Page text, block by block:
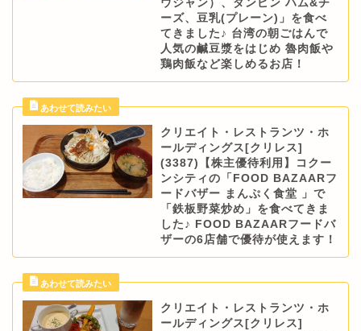
ウジャン）、ダンピン ハム&チ
ーズ、豆乳(プレーン)」を食べ
てきました♪ 台湾の朝ごはんで
人気の鹹豆漿をはじめ 魯肉飯や
鶏肉飯など楽しめるお店！
クリエイト・レストランツ・ホ
ールディングス[クリレス]
(3387)【株主優待利用】コクー
ンシティの「FOOD BAZAARフ
ードバザー まんぷく食堂 」で
「鉄板野菜炒め」を食べてきま
した♪ FOOD BAZAARフードバ
ザーの6店舗で優待が使えます！
クリエイト・レストランツ・ホ
ールディングス[クリレス]